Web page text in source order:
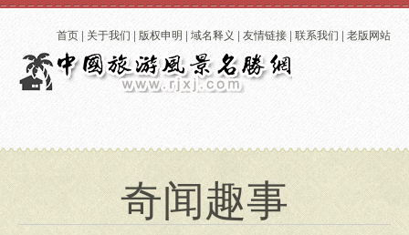
首页 | 关于我们 | 版权申明 | 域名释义 | 友情链接 | 联系我们 | 老版网站
奇闻趣事